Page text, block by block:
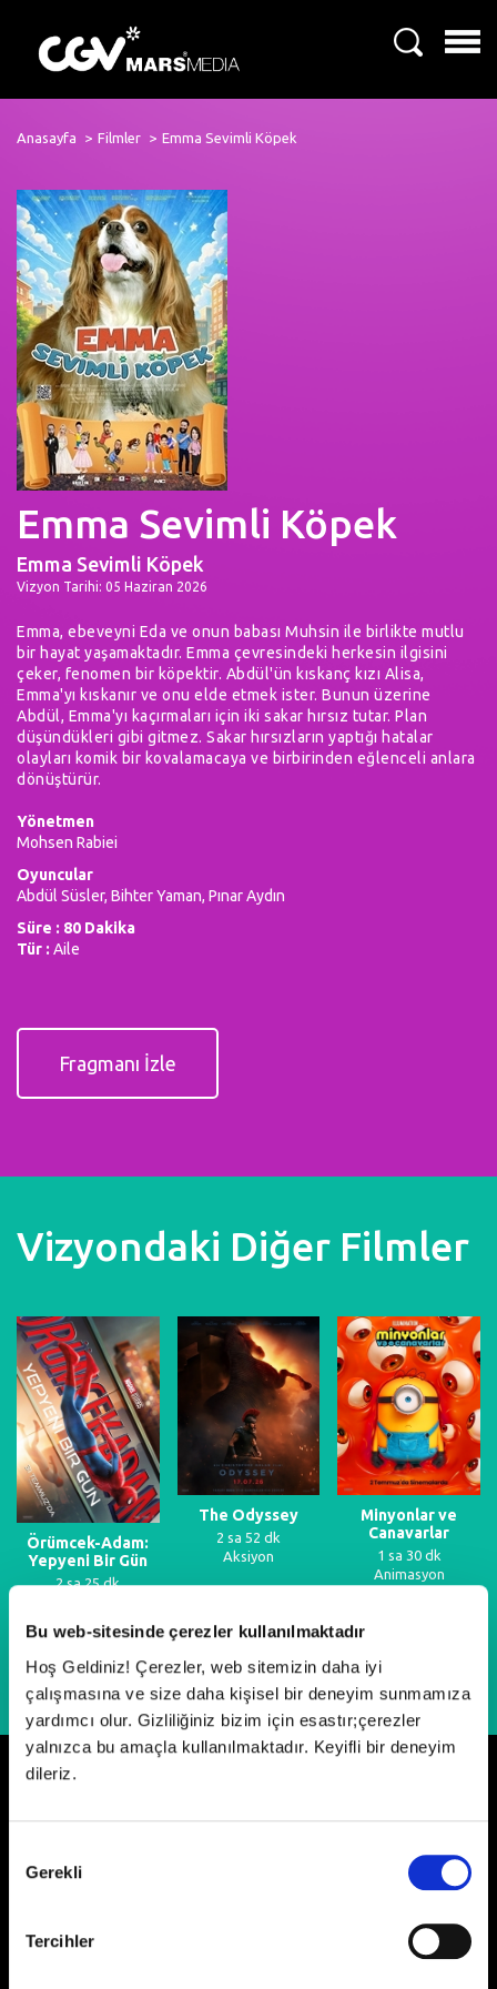
Bu web-sitesinde çerezler kullanılmaktadır
Hoş Geldiniz! Çerezler, web sitemizin daha iyi
çalışmasına ve size daha kişisel bir deneyim sunmamıza
yardımcı olur. Gizliliğiniz bizim için esastır;çerezler
yalnızca bu amaçla kullanılmaktadır. Keyifli bir deneyim
dileriz.
Seçimi
Gerekli
Tercihler
Anasayfa Filmler Emma Sevimli Köpek
Emma Sevimli Köpek
Emma Sevimli Köpek
Vizyon Tarihi: 05 Haziran 2026
Emma, ebeveyni Eda ve onun babası Muhsin ile birlikte mutlu
bir hayat yaşamaktadır. Emma çevresindeki herkesin ilgisini
çeker, fenomen bir köpektir. Abdül'ün kıskanç kızı Alisa,
Emma'yı kıskanır ve onu elde etmek ister. Bunun üzerine
Abdül, Emma'yı kaçırmaları için iki sakar hırsız tutar. Plan
düşündükleri gibi gitmez. Sakar hırsızların yaptığı hatalar
olayları komik bir kovalamacaya ve birbirinden eğlenceli anlara
dönüştürür.
Yönetmen
Mohsen Rabiei
Oyuncular
Abdül Süsler, Bihter Yaman, Pınar Aydın
Süre : 80 Dakika
Tür : Aile
Fragmanı İzle
Vizyondaki Diğer Filmler
Örümcek-Adam:
Yepyeni Bir Gün
2 sa 25 dk
The Odyssey
2 sa 52 dk
Aksiyon
Minyonlar ve
Canavarlar
1 sa 30 dk
Animasyon
Neler Oluyor?